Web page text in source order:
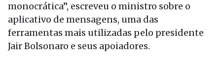
monocrática”, escreveu o ministro sobre o
aplicativo de mensagens, uma das
ferramentas mais utilizadas pelo presidente
Jair Bolsonaro e seus apoiadores.